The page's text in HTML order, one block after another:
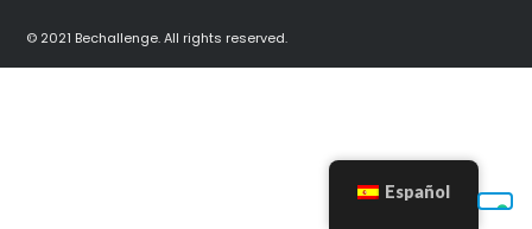
© 2021 Bechallenge. All rights reserved.
Español